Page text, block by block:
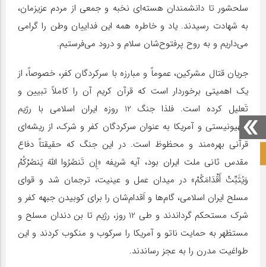
صفحه نخست آکادمی علمی
سلحشور تا دانشمندان هسته‌ای نخبه و جمعی از مردم عزیزمان،
به شهادت رسیدند. یاد و خاطره همه این فداییان وطن را گرامی
می‌داریم و به روح پرفتوح‌شان سلام و درود می‌فرستیم.
جریان قتال مشرکین، عموماً و مبارزه با سرکردگان کفر، خصوصاً، از
یک اهمیتی برخوردار است که قرآن کریم آن را کاملاً تبیین و
تَعلیل کرده است. فلذا جنگ 12 روزه ایران اسلامی با رژیم
صهیونیستی و آمریکا به عنوان سرکردگان کفر و شرک، از ریشه‌ای
قرآنی بهره‌مند و محظوظ است. در این جنگ که حقیقتاً دفاع
مقدس ثانی ملت ایران بود، آیه شریفه «إِن تَنصُرُوا اللَّهَ یَنصُرْکُمْ
وَیُثَبِّتْ أَقْدَامَکُمْ» در میدان عمل و عینیت، ترجمان شد و قوای
مسلح ایران اسلامی، گام‌ها و اَقدام‌شان را برای کوبیدن جبهه کفر و
شرک مستحکم گرداندند و طی 12 روز، رژیم تا بن دندان مسلح و
مستظهر به حمایت ناتو و آمریکا را سرکوب و منکوب کردند و این
طواغیت مدرن را به عجز رساندند.